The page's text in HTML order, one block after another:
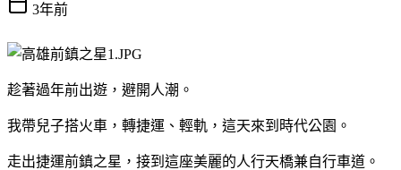
3年前
趁著過年前出遊，避開人潮。
我帶兒子搭火車，轉捷運、輕軌，這天來到時代公園。
走出捷運前鎮之星，接到這座美麗的人行天橋兼自行車道。